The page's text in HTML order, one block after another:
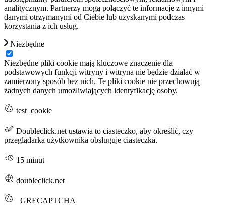
analitycznym. Partnerzy mogą połączyć te informacje z innymi
danymi otrzymanymi od Ciebie lub uzyskanymi podczas
korzystania z ich usług.
Niezbędne
Niezbędne pliki cookie mają kluczowe znaczenie dla
podstawowych funkcji witryny i witryna nie będzie działać w
zamierzony sposób bez nich. Te pliki cookie nie przechowują
żadnych danych umożliwiających identyfikację osoby.
test_cookie
Doubleclick.net ustawia to ciasteczko, aby określić, czy
przeglądarka użytkownika obsługuje ciasteczka.
15 minut
doubleclick.net
_GRECAPTCHA